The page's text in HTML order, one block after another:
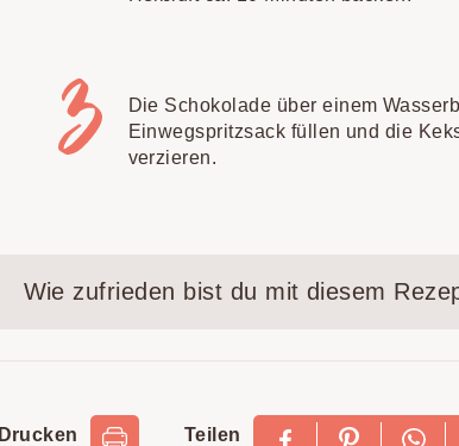
Die Schokolade über einem
Einwegspritzsack füllen und die
verzieren.
Wie zufrieden bist du mit diesem
Drucken Teilen